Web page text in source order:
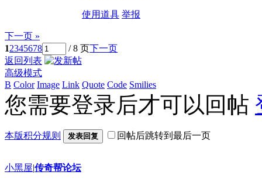
使用道具 举报
下一页 »
12345678 / 8 页下一页
返回列表
高级模式
B Color Image Link Quote Code Smilies
您需要登录后才可以回帖
本版积分规则 发表回复 回帖后跳转到最后一页
小黑屋|传奇帮论坛